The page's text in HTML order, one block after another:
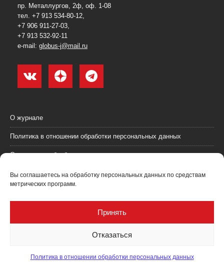
Вы соглашаетесь на обработку персональных данных по средствам
метрических программ.
Принять
Отказаться
Политика в отношении обработки персональных данных
пр. Металлургов, 2ф, оф. 1-08
тел. +7 913 534-80-12,
+7 906 911-27-03,
+7 913 532-92-11
e-mail: globus-j@mail.ru
О журнале
Политика в отношении обработки персональных данных
Согласие на обработку персональных данных
Пользовательское соглашение (оферта)
Журнал "Глобус: геология и бизнес" @ 2021. Все права соблюдены.